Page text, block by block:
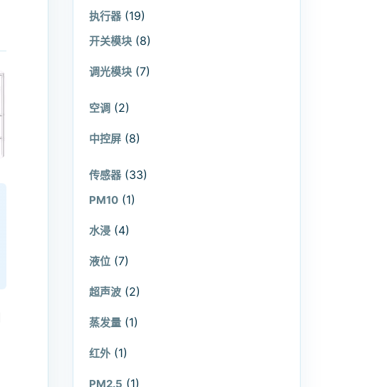
执行器 (19)
开关模块 (8)
调光模块 (7)
空调 (2)
中控屏 (8)
传感器 (33)
PM10 (1)
水浸 (4)
液位 (7)
超声波 (2)
蒸发量 (1)
红外 (1)
PM2.5 (1)